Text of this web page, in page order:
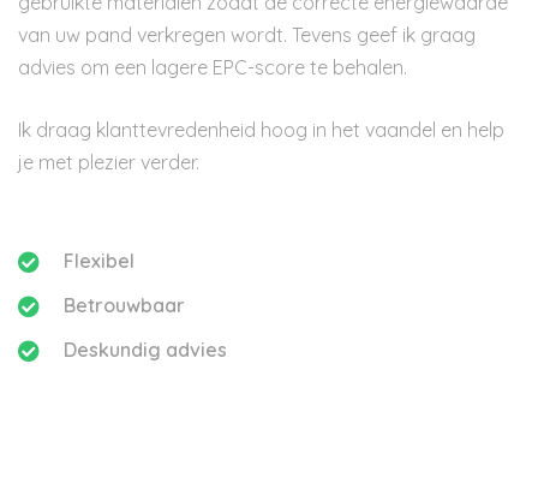
van uw pand verkregen wordt. Tevens geef ik graag
advies om een lagere EPC-score te behalen.
Ik draag klanttevredenheid hoog in het vaandel en help
je met plezier verder.
Flexibel
Betrouwbaar
Deskundig advies